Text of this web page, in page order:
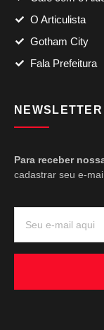
O Articulista
Gotham City
Fala Prefeitura
NEWSLETTER
Para receber
cadastrar seu e-